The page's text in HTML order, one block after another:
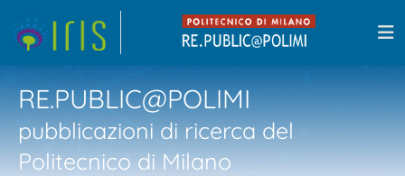
RE.PUBLIC@POLIMI
pubblicazioni di ricerca del
Politecnico di Milano